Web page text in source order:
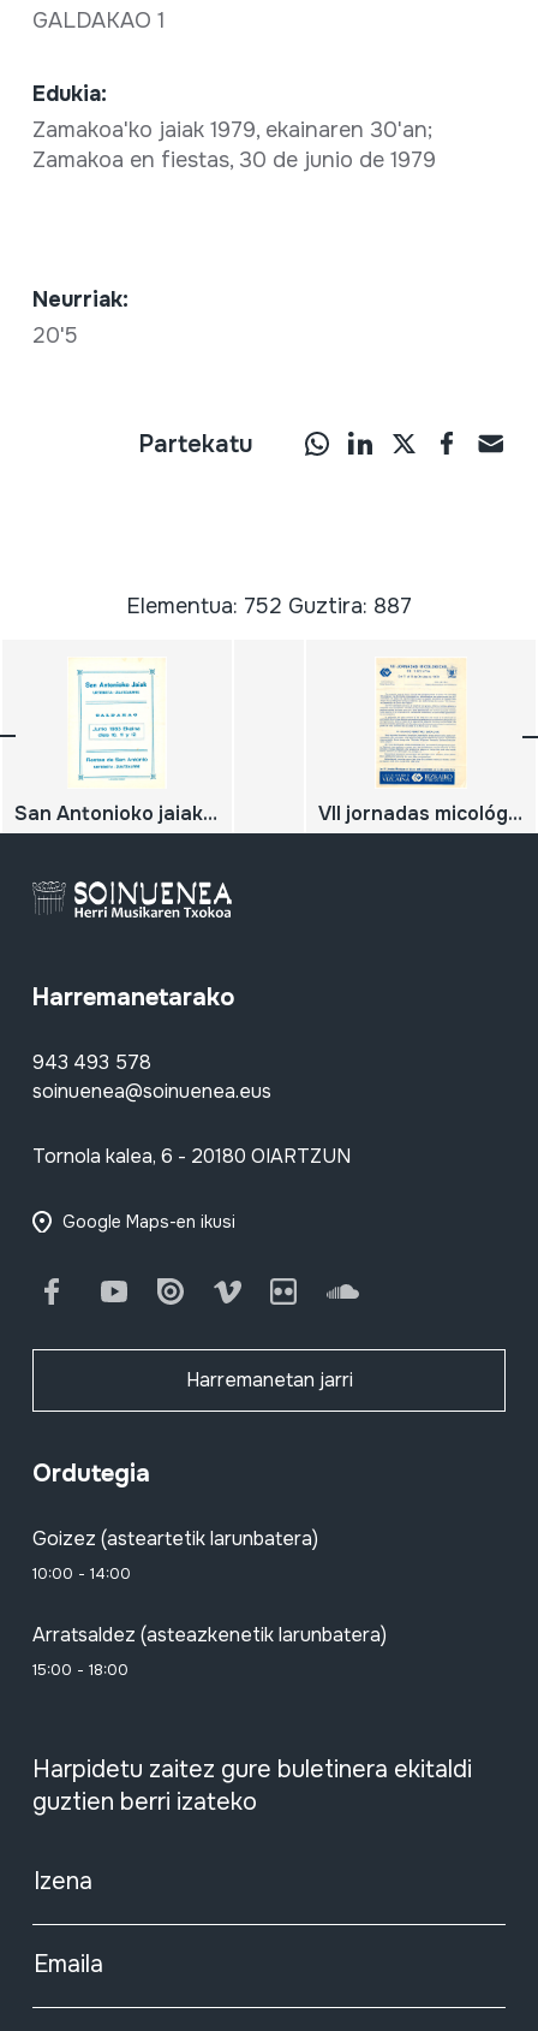
GALDAKAO 1
Edukia:
Zamakoa'ko jaiak 1979, ekainaren 30'an;
Zamakoa en fiestas, 30 de junio de 1979
Neurriak:
20'5
Partekatu
Elementua: 752 Guztira: 887
San Antonioko jaiak. Fiestas de San Antonio;Urtebieta-Zuatzaurre;Junio1983 Ekaina VII jornadas micológicas de Vizcaya. Octubre de 1979
Harremanetarako
943 493 578
soinuenea@soinuenea.eus
Tornola kalea, 6 - 20180 OIARTZUN
Google Maps-en ikusi
FacebookYoutube Issuu Vimeo Flickr SoundCloud
Harremanetan jarri
Ordutegia
Goizez (asteartetik larunbatera)
10:00 - 14:00
Arratsaldez (asteazkenetik larunbatera)
15:00 - 18:00
Harpidetu zaitez gure buletinera ekitaldi
guztien berri izateko
Izena
Emaila